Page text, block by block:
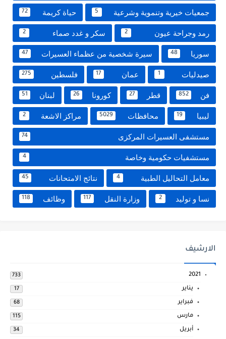
جمعيات خيرية وتنموية وشرعية 5 حياة كريمة 72
رمد وجراحة عيون 2 سكر و غدد صماء 2
سوريا 48 سيرة شخصية من عظماء العسيرات 47
صيدليات 1 عمان 17 فلسطين 275
فن 852 قطر 27 كورونا 26 لبنان 51
ليبيا 19 محافظات 5029 مراكز الاشعة 2
مستشفى العسيرات المركزى 74
مستشفيات حكومية وخاصة 4
معامل التحاليل الطبية 4 نتائج الامتحانات 45
نسا و توليد 2 وزارة النقل 117 وظائف 118
الارشيف
2021
733
يناير 17
فبراير 68
مارس 115
أبريل 34